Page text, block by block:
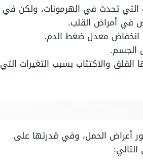
التي تحدث في الهرمونات، ولكن في
في أمراض القلب.
انخفاض معدل ضغط الدم.
الجسم.
والاكتئاب بسبب التغيرات التي
أعراض الحمل، وفي قدرتها على